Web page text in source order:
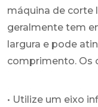
máquina de corte
geralmente tem
largura e pode
comprimento. Os
• Utilize um eixo